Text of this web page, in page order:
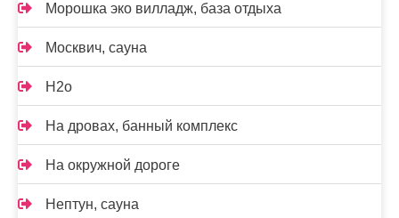
Морошка эко вилладж, база отдыха
Москвич, сауна
Н2о
На дровах, банный комплекс
На окружной дороге
Нептун, сауна